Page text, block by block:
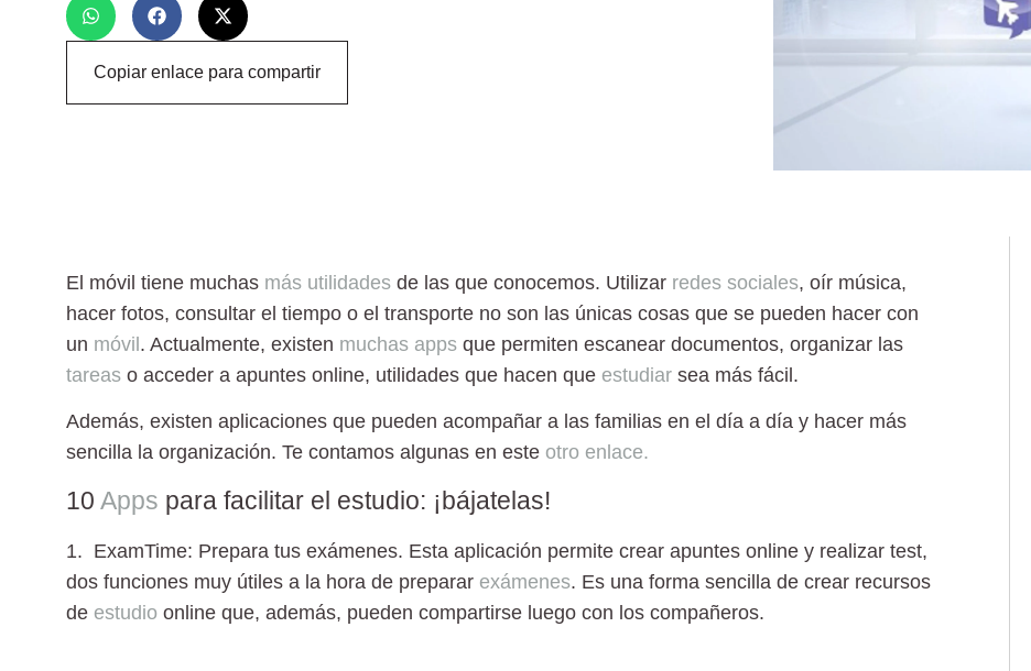
Copiar enlace para compartir
El móvil tiene muchas más utilidades de las que conocemos. Utilizar redes sociales, oír música,
hacer fotos, consultar el tiempo o el transporte no son las únicas cosas que se pueden hacer con
un móvil. Actualmente, existen muchas apps que permiten escanear documentos, organizar las
tareas o acceder a apuntes online, utilidades que hacen que estudiar sea más fácil.
Además, existen aplicaciones que pueden acompañar a las familias en el día a día y hacer más
sencilla la organización. Te contamos algunas en este otro enlace.
10 Apps para facilitar el estudio: ¡bájatelas!
1. ExamTime: Prepara tus exámenes. Esta aplicación permite crear apuntes online y realizar test,
dos funciones muy útiles a la hora de preparar exámenes. Es una forma sencilla de crear recursos
de estudio online que, además, pueden compartirse luego con los compañeros.